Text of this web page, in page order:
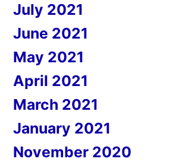
July 2021
June 2021
May 2021
April 2021
March 2021
January 2021
November 2020